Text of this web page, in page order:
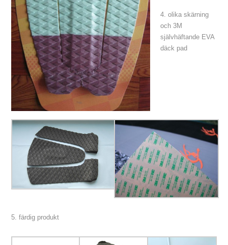
4. olika skärning
och 3M
självhäftande EVA
däck pad
5. färdig produkt